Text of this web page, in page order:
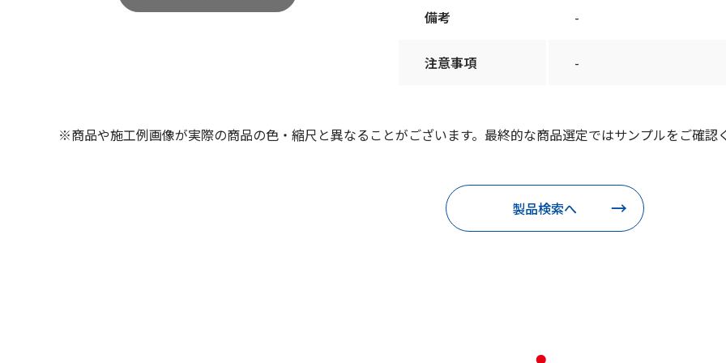
備考 -
注意事項 -
※商品や施工例画像が実際の商品の色・縮尺と異なることがございます。最終的な商品選定ではサンプルをご確認
製品検索へ